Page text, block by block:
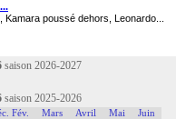
poussé dehors, Leonardo...
saison 2026-2027
saison 2025-2026
Fév. Mars Avril Mai Juin